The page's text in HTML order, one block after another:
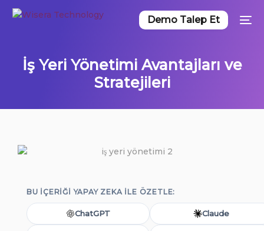
Demo Talep Et
İş Yeri Yönetimi Avantajları ve
Stratejileri
BU IÇERIĞI YAPAY ZEKA ILE ÖZETLE:
ChatGPT Claude